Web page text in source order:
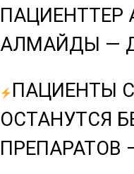
ПАЦИЕНТТЕР
ҚАЛМАЙДЫ —
ПАЦИЕНТЫ
ОСТАНУТСЯ
ПРЕПАРАТОВ